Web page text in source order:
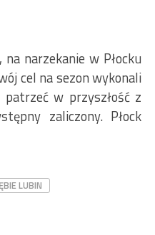
narzekanie w Płocku
cel na sezon wykonali
w przyszłość z
zaliczony. Płock
LUBIN